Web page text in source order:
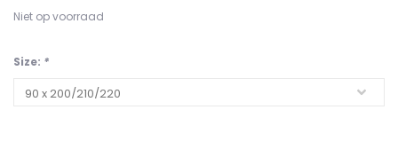
Niet op voorraad
Size: *